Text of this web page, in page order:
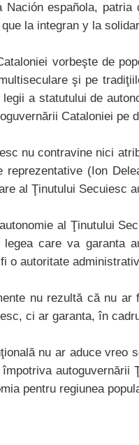
Nación española,
la integran y la
vorbeşte de
şi pe
a statutului de
Cataloniei pe
nu contravine nici
reprezentative (Ion
al Ţinutului Secuiesc
al Ţinutului
legea care va garanta
o autoritate
nu rezultă că nu
ci ar garanta, în
nu ar aduce vreo
pentru regiunea